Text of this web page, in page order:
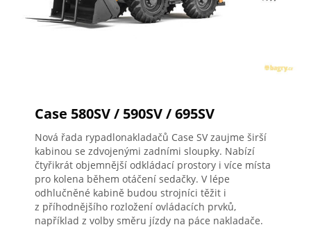
Case 580SV / 590SV / 695SV
Nová řada rypadlonakladačů Case SV zaujme širší
kabinou se zdvojenými zadními sloupky. Nabízí
čtyřikrát objemnější odkládací prostory i více místa
pro kolena během otáčení sedačky. V lépe
odhlučněné kabině budou strojníci těžit i
z příhodnějšího rozložení ovládacích prvků,
například z volby směru jízdy na páce nakladače.